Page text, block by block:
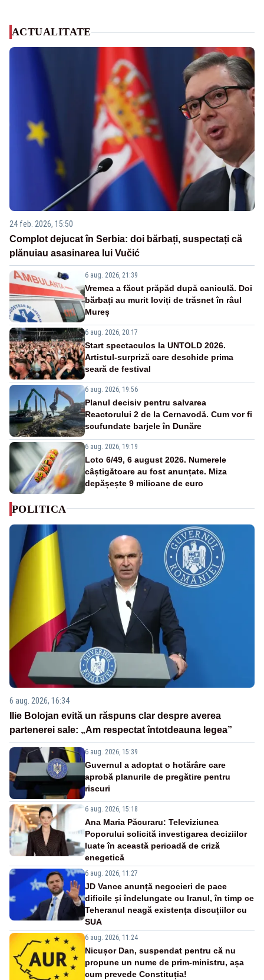
ACTUALITATE
24 feb. 2026, 15:50
Complot dejucat în Serbia: doi bărbați, suspectați că
plănuiau asasinarea lui Vučić
6 aug. 2026, 21:39
Vremea a făcut prăpăd după caniculă. Doi
bărbați au murit loviți de trăsnet în râul
Mureș
6 aug. 2026, 20:17
Start spectaculos la UNTOLD 2026.
Artistul-surpriză care deschide prima
seară de festival
6 aug. 2026, 19:56
Planul decisiv pentru salvarea
Reactorului 2 de la Cernavodă. Cum vor fi
scufundate barjele în Dunăre
6 aug. 2026, 19:19
Loto 6/49, 6 august 2026. Numerele
câștigătoare au fost anunțate. Miza
depășește 9 milioane de euro
POLITICA
6 aug. 2026, 16:34
Ilie Bolojan evită un răspuns clar despre averea
partenerei sale: „Am respectat întotdeauna legea”
6 aug. 2026, 15:39
Guvernul a adoptat o hotărâre care
aprobă planurile de pregătire pentru
riscuri
6 aug. 2026, 15:18
Ana Maria Păcuraru: Televiziunea
Poporului solicită investigarea deciziilor
luate în această perioadă de criză
enegetică
6 aug. 2026, 11:27
JD Vance anunță negocieri de pace
dificile și îndelungate cu Iranul, în timp ce
Teheranul neagă existența discuțiilor cu
SUA
6 aug. 2026, 11:24
Nicușor Dan, suspendat pentru că nu
propune un nume de prim-ministru, așa
cum prevede Constituția!